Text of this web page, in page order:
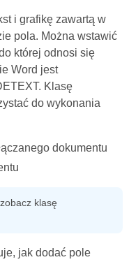
i grafikę zawartą w
pola. Można wstawić
której odnosi się
Word jest
Klasę
do wykonania
dokumentu
klasę
jak dodać pole